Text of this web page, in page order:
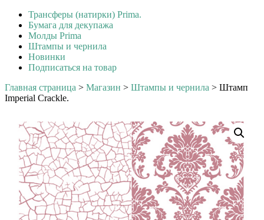
Трансферы (натирки) Prima.
Бумага для декупажа
Молды Prima
Штампы и чернила
Новинки
Подписаться на товар
Главная страница > Магазин > Штампы и чернила > Штамп
Imperial Crackle.